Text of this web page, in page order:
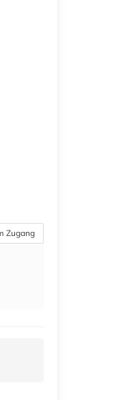
Zugang